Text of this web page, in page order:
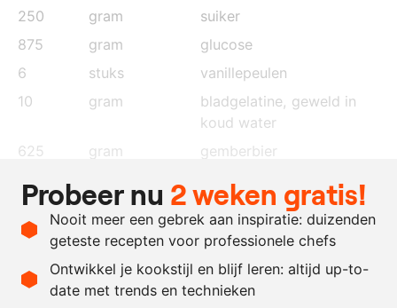
250
gram
suiker
875
gram
glucose
6
stuks
vanillepeulen
10
gram
bladgelatine, geweld in
koud water
625
gram
gemberbier
125
gram
Malibu Lime
naar
oranje kleurstof
Recept omrekenen
Probeer nu 2 weken gratis!
Nooit meer een gebrek aan inspiratie: duizenden
geteste recepten voor professionele chefs
Ontwikkel je kookstijl en blijf leren: altijd up-to-
date met trends en technieken